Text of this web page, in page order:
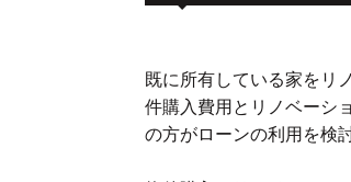
既に所有している家をリ
件購入費用とリノベーシ
の方がローンの利用を検